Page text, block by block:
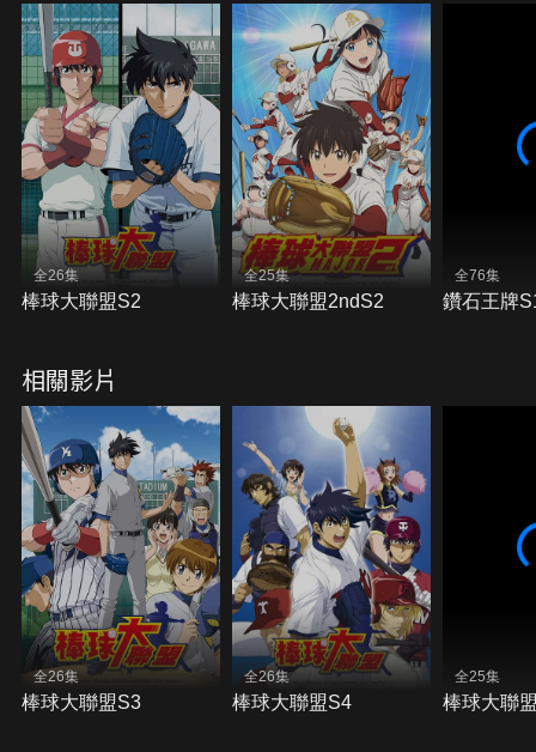
全26集
棒球大聯盟S2
全25集
棒球大聯盟2ndS2
全76集
鑽石王牌
相關影片
全26集
棒球大聯盟S3
全26集
棒球大聯盟S4
全25集
棒球大聯